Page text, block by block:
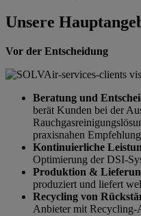
Unsere
Vor der Entscheidung
Beratung und
berät Kunden bei der
praxisnahen
Kontinuierliche
Optimierung der DSI-
Produktion &
produziert und liefert
Recycling von
Anbieter mit Recycling-